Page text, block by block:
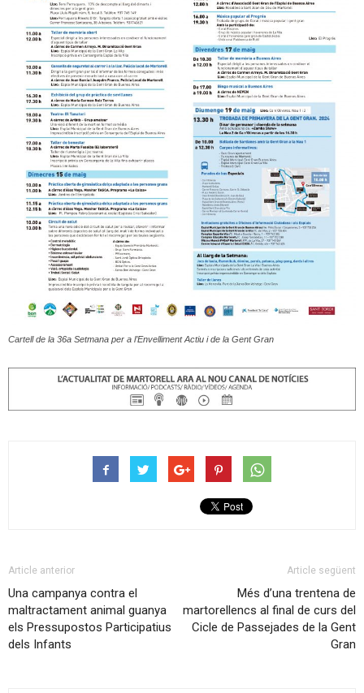
Cartell de la 36a Setmana per a l’Envelliment Actiu i de la Gent Gran
Article anterior
Una campanya contra el
maltractament animal guanya
els Pressupostos Participatius
dels Infants
Article següent
Més d’una trentena de
martorellencs al final de curs del
Cicle de Passejades de la Gent
Gran